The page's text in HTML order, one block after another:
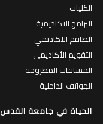
الكليات
البرامج الاكاديمية
الطاقم الاكاديمي
التقويم الأكاديمي
المساقات المطروحة
الهواتف الداخلية
الحياة في جامعة القدس